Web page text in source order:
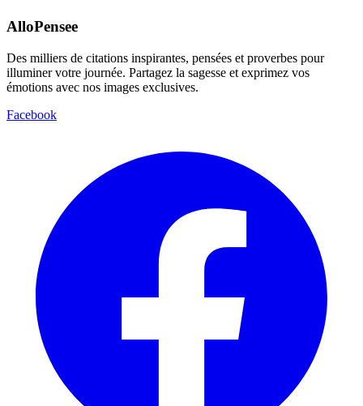
AlloPensee
Des milliers de citations inspirantes, pensées et proverbes pour
illuminer votre journée. Partagez la sagesse et exprimez vos
émotions avec nos images exclusives.
Facebook